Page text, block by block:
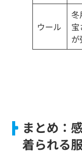
ウール
冬
が
まとめ：
着られる